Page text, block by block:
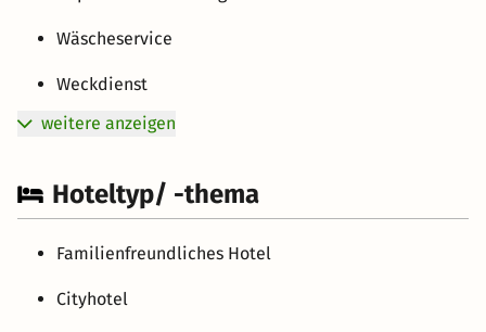
Wäscheservice
Weckdienst
weitere anzeigen
Hoteltyp/ -thema
Familienfreundliches Hotel
Cityhotel